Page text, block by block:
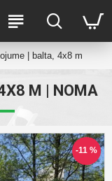
| balta, 4x8 m
M | NOMA
-11 %